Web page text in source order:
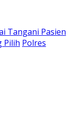
Tangani Pasien
Pilih Polres